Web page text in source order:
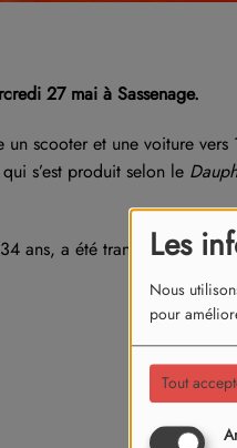
Les
Nous
pour
Tout
27 mai à Sassenage.
un scooter et une voiture
s’est produit selon le
ans, a été transportée au